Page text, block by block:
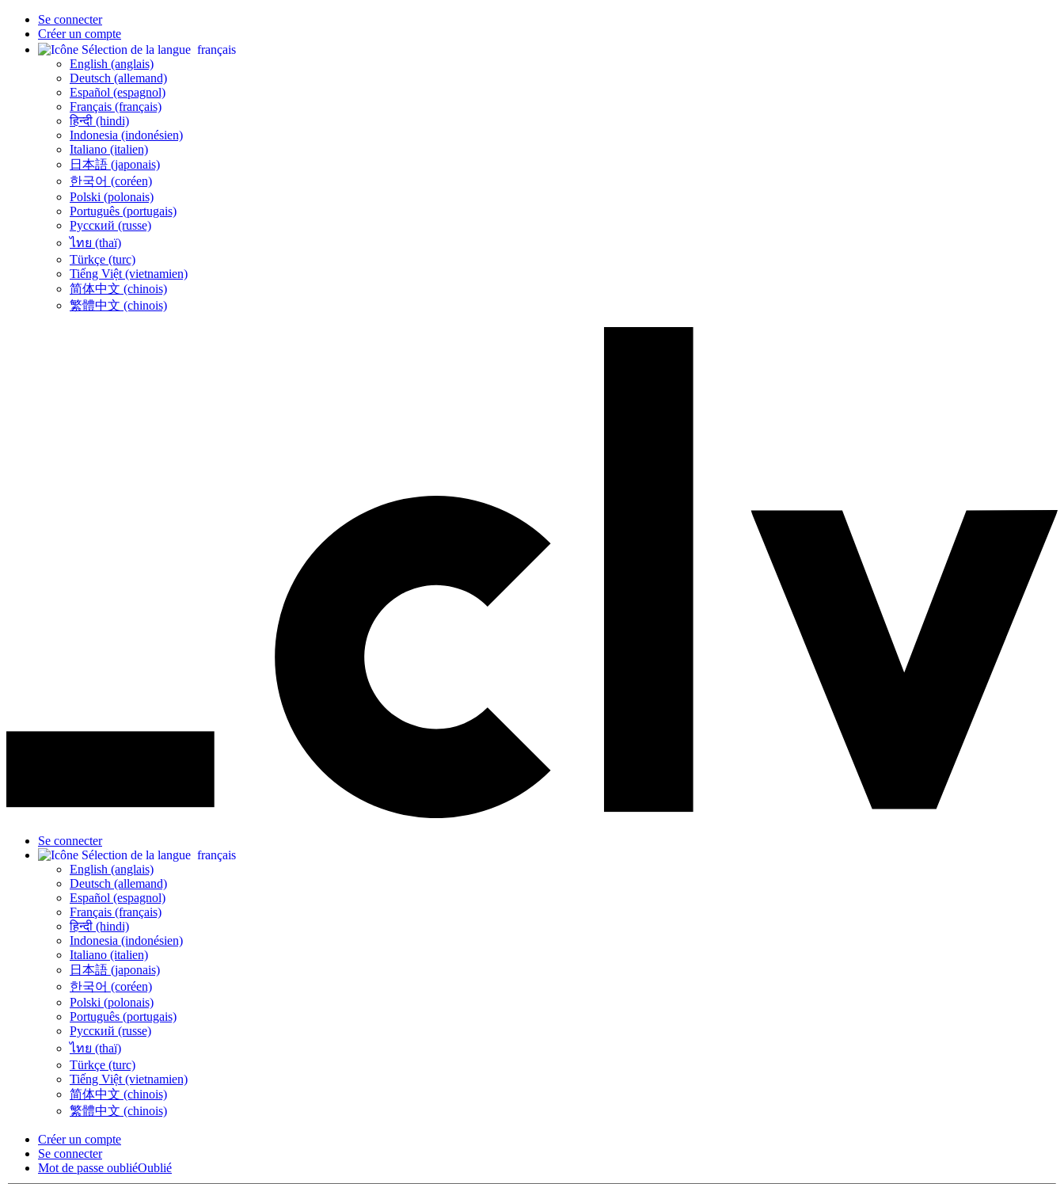
Se connecter
Créer un compte
français
English (anglais)
Deutsch (allemand)
Español (espagnol)
Français (français)
हिन्दी (hindi)
Indonesia (indonésien)
Italiano (italien)
日本語 (japonais)
한국어 (coréen)
Polski (polonais)
Português (portugais)
Русский (russe)
ไทย (thaï)
Türkçe (turc)
Tiếng Việt (vietnamien)
简体中文 (chinois)
繁體中文 (chinois)
Se connecter
français
English (anglais)
Deutsch (allemand)
Español (espagnol)
Français (français)
हिन्दी (hindi)
Indonesia (indonésien)
Italiano (italien)
日本語 (japonais)
한국어 (coréen)
Polski (polonais)
Português (portugais)
Русский (russe)
ไทย (thaï)
Türkçe (turc)
Tiếng Việt (vietnamien)
简体中文 (chinois)
繁體中文 (chinois)
Créer un compte
Se connecter
Mot de passe oubliéOublié